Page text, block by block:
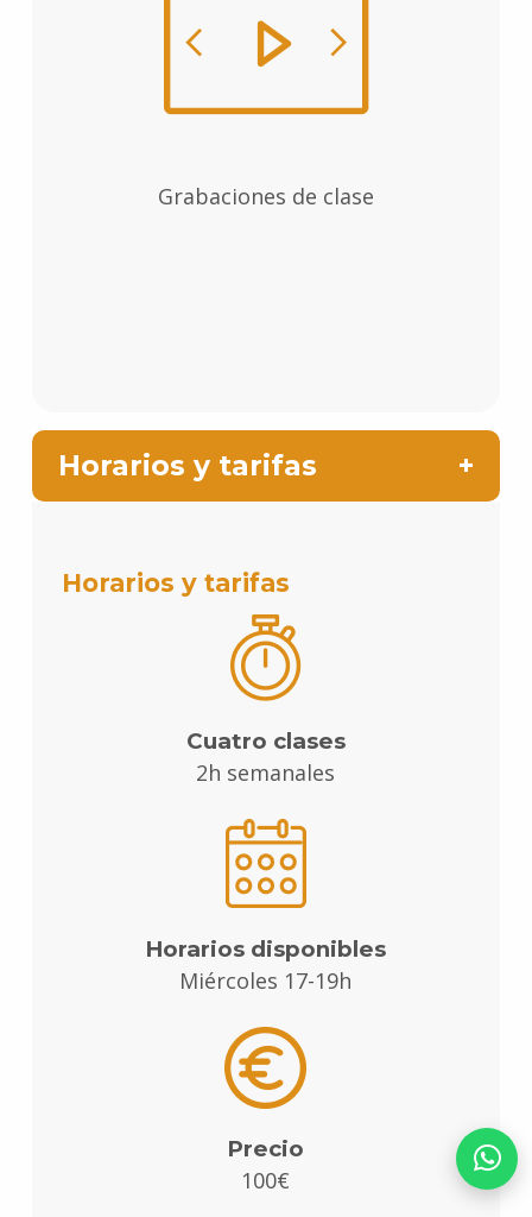
Grabaciones de clase
Horarios y tarifas
Horarios y tarifas
Cuatro clases
2h semanales
Horarios disponibles
Miércoles 17-19h
Precio
100€